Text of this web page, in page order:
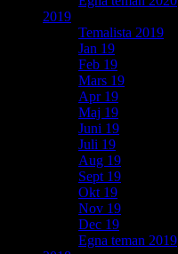
2019
Temalista 2019
Jan 19
Feb 19
Mars 19
Apr 19
Maj 19
Juni 19
Juli 19
Aug 19
Sept 19
Okt 19
Nov 19
Dec 19
Egna teman 2019